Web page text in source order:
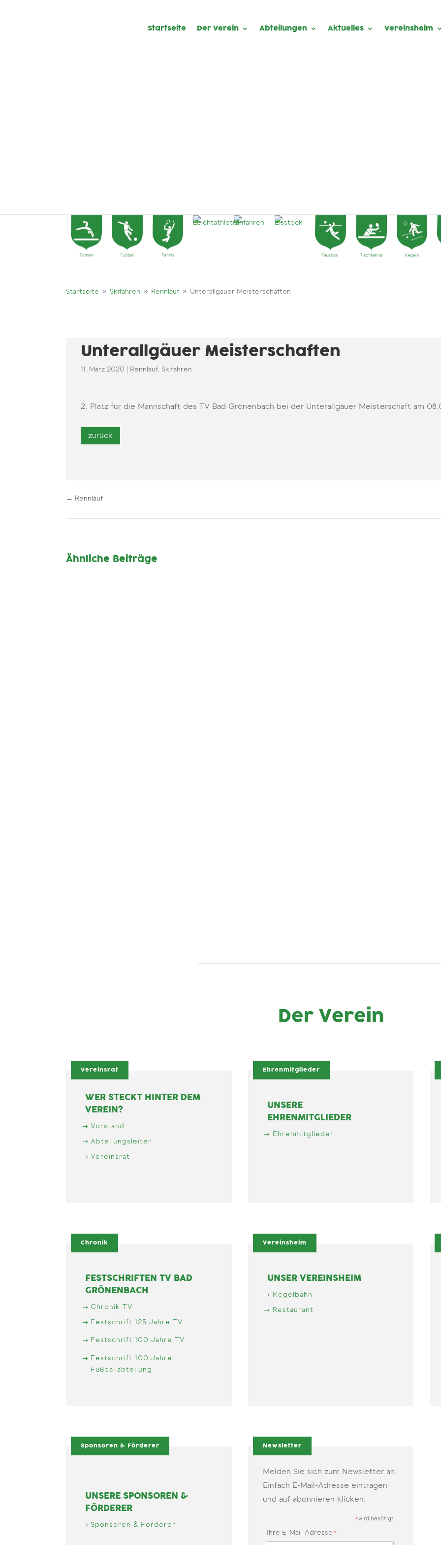
Startseite Der Verein Abteilungen Aktuelles Vereinsheim
Startseite 9 Skifahren 9 Rennlauf 9 Unterallgäuer Meisterschaften
Unterallgäuer Meisterschaften
11. März 2020 Rennlauf, Skifahren
2. Platz für die Mannschaft des TV Bad Grönenbach bei der Unterallgäuer Meisterschaft am
← Rennlauf
Ähnliche Beiträge
Der Verein
Vereinsrat
WER STECKT HINTER DEM
VEREIN?
Vorstand
Abteilungsleiter
Vereinsrat
Ehrenmitglieder
UNSERE
EHRENMITGLIEDER
Ehrenmitglieder
Chronik
FESTSCHRIFTEN TV BAD
GRÖNENBACH
Chronik TV
Festschrift 125 Jahre TV
Festschrift 100 Jahre TV
Festschrift 100 Jahre
Fußballabteilung
Vereinsheim
UNSER VEREINSHEIM
Kegelbahn
Restaurant
Sponsoren & Förderer
UNSERE SPONSOREN &
FÖRDERER
Sponsoren & Förderer
Newsletter
Melden Sie sich zum Newsletter an.
Einfach E-Mail-Adresse eintragen
und auf abonnieren klicken.
*wird benötigt
Ihre E-Mail-Adresse*